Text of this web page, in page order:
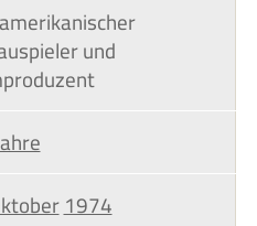
und
1974